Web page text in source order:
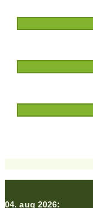
04. aug 2026: